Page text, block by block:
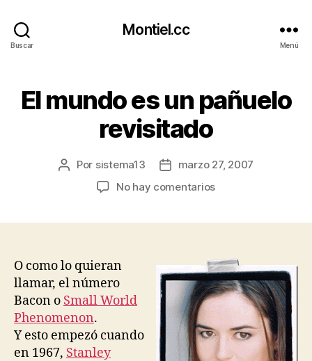
Buscar
Montiel.cc
Menú
El mundo es un pañuelo
revisitado
Autor
Por sistema13
Fechamarzo 27, 2007
No hay comentariosen
pañuelo
revisitado
O como lo quieran
llamar, el número
Bacon o Small World
Phenomenon.
Y esto empezó cuando
en 1967, Stanley